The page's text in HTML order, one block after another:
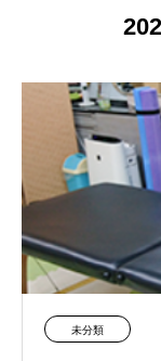
未分類